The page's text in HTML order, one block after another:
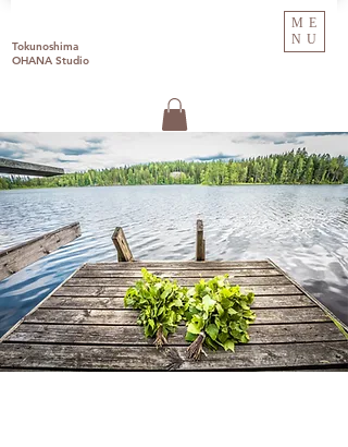
Tokunoshima
OHANA Studio
ME
NU